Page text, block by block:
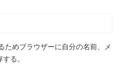
ためブラウザーに自分の名前、メ
る。